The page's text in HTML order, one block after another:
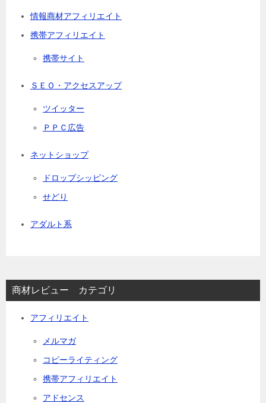
情報商材アフィリエイト
携帯アフィリエイト
携帯サイト
ＳＥＯ・アクセスアップ
ツイッター
ＰＰＣ広告
ネットショップ
ドロップシッピング
せどり
アダルト系
商材レビュー カテゴリ
アフィリエイト
メルマガ
コピーライティング
携帯アフィリエイト
アドセンス